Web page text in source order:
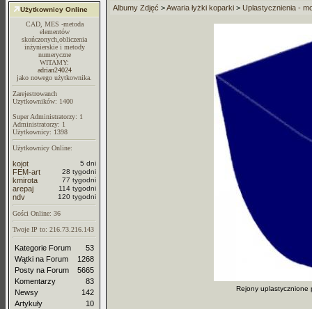
Użytkownicy Online
CAD, MES -metoda
elementów
skończonych,obliczenia
inżynierskie i metody
numeryczne
WITAMY:
adrian24024
jako nowego użytkownika.
Zarejestrowanch
Uzytkowników: 1400
Super Administratorzy: 1
Administratorzy: 1
Użytkownicy: 1398
Użytkownicy Online:
kojot 5 dni
FEM-art 28 tygodni
kmirota 77 tygodni
arepaj 114 tygodni
ndv 120 tygodni
Gości Online: 36
Twoje IP to: 216.73.216.143
Kategorie Forum
53
Wątki na Forum
1268
Posty na Forum
5665
Komentarzy
83
Newsy
142
Artykuły
10
Albumy Zdjęć >Awaria łyżki koparki > Uplastycznienia -
Rejony uplastycznione